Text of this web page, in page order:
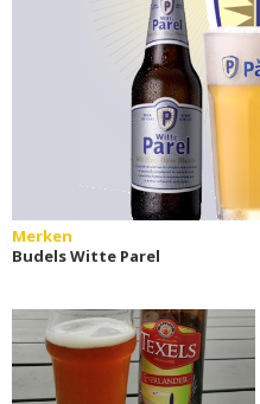
Merken
Budels Witte Parel